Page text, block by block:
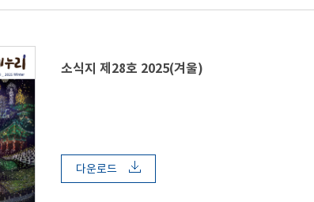
소식지 제28호 2025(겨울)
다운로드